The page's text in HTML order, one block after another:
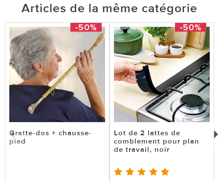
Articles de la même catégorie
-50%
Gratte-dos + chausse-
pied
-50%
Lot de 2 lattes de
comblement pour plan
de travail, noir